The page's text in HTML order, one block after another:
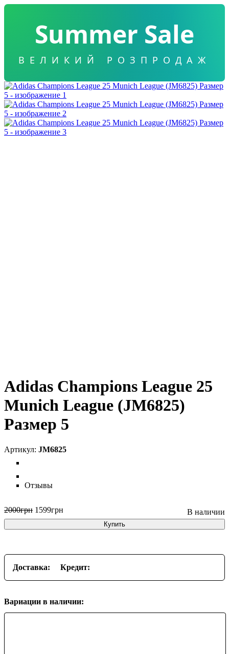
Summer Sale
ВЕЛИКИЙ РОЗПРОДАЖ
Adidas Champions League 25
Munich League (JM6825)
Размер 5
JM6825
Отзывы
2000грн 1599грн
Купить
Доставка: Кредит:
Вариации в наличии: